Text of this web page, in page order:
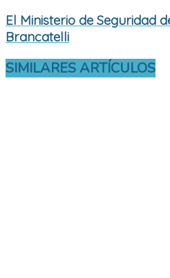
El Ministerio de Seguridad
Brancatelli
SIMILARES ARTÍCULOS